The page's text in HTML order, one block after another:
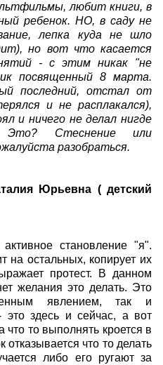
любит книги, в
ребенок. НО, в саду не
лепка куда не шло
но вот что касается
- с этим никак "не
посвященный 8 марта.
последний, отстал от
и не расплакался),
и ничего не делал нигде
Стеснение или
разобраться.
Юрьевна ( детский
становление "я".
на остальных, копирует их
протест. В данном
желания это делать. Это
явлением, так и
здесь и сейчас, а вот
что то выполнять кроется в
что то делать
либо его ругают за